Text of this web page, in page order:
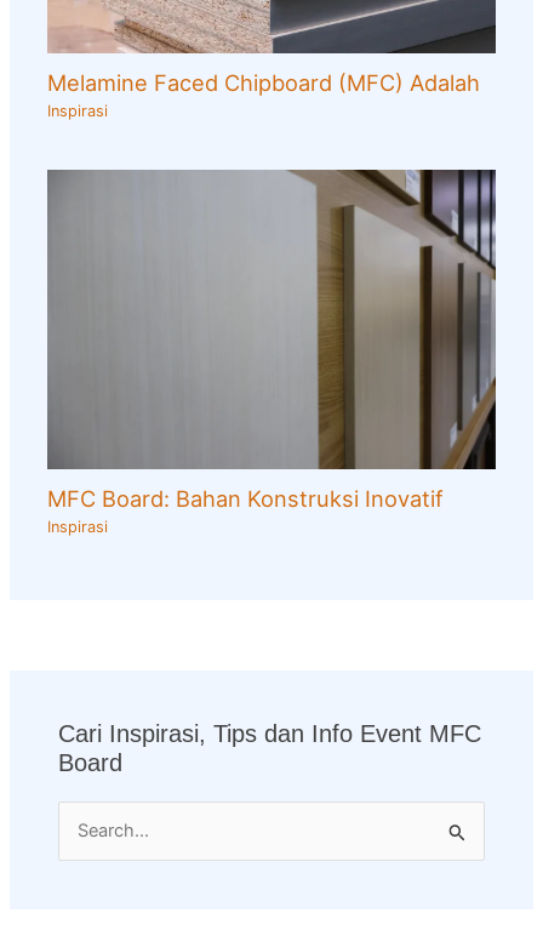
Melamine Faced Chipboard (MFC) Adalah
Inspirasi
MFC Board: Bahan Konstruksi Inovatif
Inspirasi
Cari Inspirasi, Tips dan Info Event MFC
Board